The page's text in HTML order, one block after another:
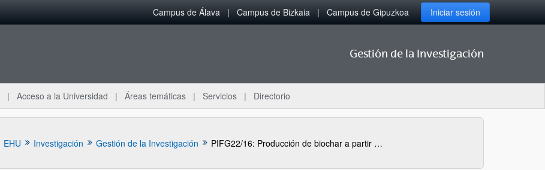
Campus de Álava Campus de Bizkaia Campus de Gipuzkoa Iniciar sesión
Gestión de la Investigación
Acceso a la Universidad Áreas temáticas Servicios Directorio
EHU Investigación Gestión de la Investigación PIFG22/16: Producción de biochar a partir de residuos lignocelulósicos para depuración de contaminantes y remediación ambiental